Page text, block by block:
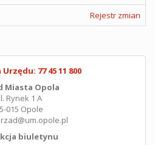
Rejestr zmian
77 45 11 800
Miasta Opola
Rynek 1 A
015 Opole
biuletynu